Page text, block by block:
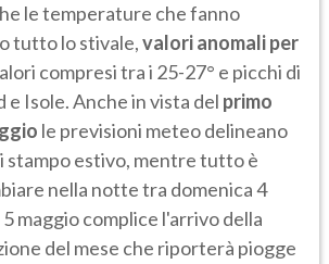
le temperature che fanno
tutto lo stivale,valori anomali per
compresi tra i 25-27° e picchi di
e Isole. Anche in vista del primo
le previsioni meteo delineano
stampo estivo, mentre tutto è
nella notte tra domenica 4
maggio complice l'arrivo della
del mese che riporterà piogge